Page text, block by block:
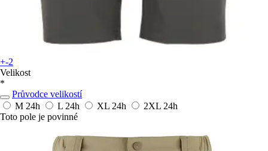
+-2
Velikost
*
Průvodce velikostí
M 24h L 24h XL 24h 2XL 24h
Toto pole je povinné